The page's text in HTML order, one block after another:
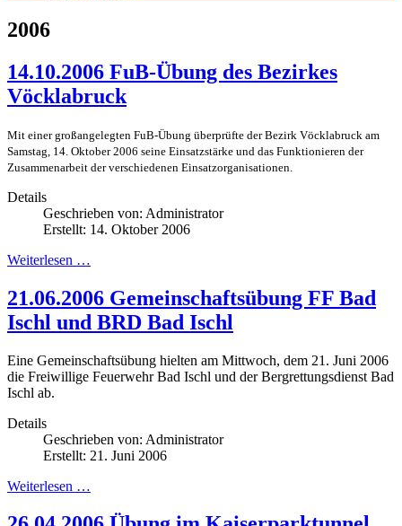
2006
14.10.2006 FuB-Übung des Bezirkes
Vöcklabruck
Mit einer großangelegten FuB-Übung überprüfte der Bezirk Vöcklabruck am
Samstag, 14. Oktober 2006 seine Einsatzstärke und das Funktionieren der
Zusammenarbeit der verschiedenen Einsatzorganisationen.
Details
Geschrieben von: Administrator
Erstellt: 14. Oktober 2006
Weiterlesen …
21.06.2006 Gemeinschaftsübung FF Bad
Ischl und BRD Bad Ischl
Eine Gemeinschaftsübung hielten am Mittwoch, dem 21. Juni 2006
die Freiwillige Feuerwehr Bad Ischl und der Bergrettungsdienst Bad
Ischl ab.
Details
Geschrieben von: Administrator
Erstellt: 21. Juni 2006
Weiterlesen …